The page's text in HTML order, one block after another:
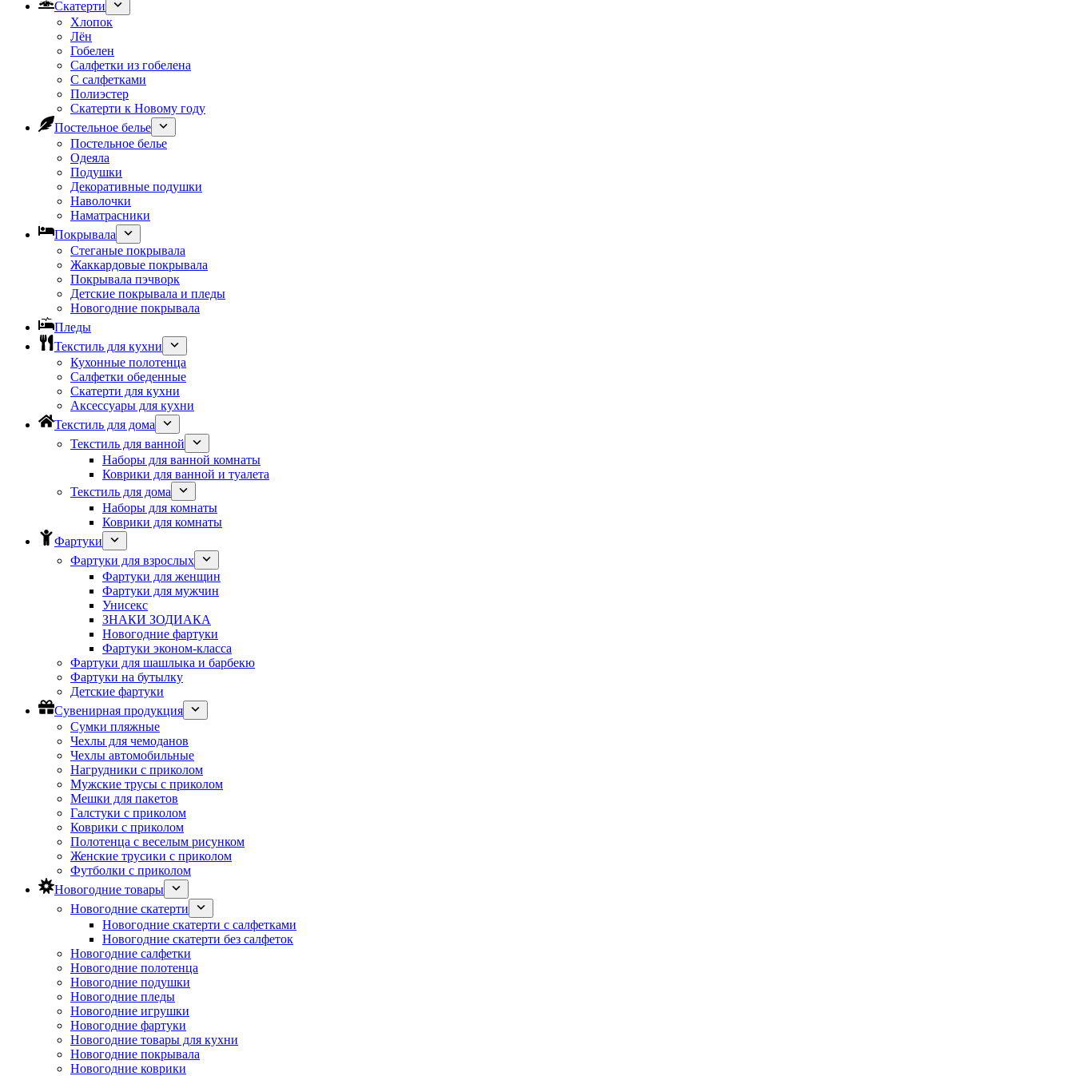
Скатерти
Хлопок
Лён
Гобелен
Салфетки из гобелена
С салфетками
Полиэстер
Скатерти к Новому году
Постельное белье
Постельное белье
Одеяла
Подушки
Декоративные подушки
Наволочки
Наматрасники
Покрывала
Стеганые покрывала
Жаккардовые покрывала
Покрывала пэчворк
Детские покрывала и пледы
Новогодние покрывала
Пледы
Текстиль для кухни
Кухонные полотенца
Салфетки обеденные
Скатерти для кухни
Аксессуары для кухни
Текстиль для дома
Текстиль для ванной
Наборы для ванной комнаты
Коврики для ванной и туалета
Текстиль для дома
Наборы для комнаты
Коврики для комнаты
Фартуки
Фартуки для взрослых
Фартуки для женщин
Фартуки для мужчин
Унисекс
ЗНАКИ ЗОДИАКА
Новогодние фартуки
Фартуки эконом-класса
Фартуки для шашлыка и барбекю
Фартуки на бутылку
Детские фартуки
Сувенирная продукция
Сумки пляжные
Чехлы для чемоданов
Чехлы автомобильные
Нагрудники с приколом
Мужские трусы с приколом
Мешки для пакетов
Галстуки с приколом
Коврики с приколом
Полотенца с веселым рисунком
Женские трусики с приколом
Футболки с приколом
Новогодние товары
Новогодние скатерти
Новогодние скатерти с салфетками
Новогодние скатерти без салфеток
Новогодние салфетки
Новогодние полотенца
Новогодние подушки
Новогодние пледы
Новогодние игрушки
Новогодние фартуки
Новогодние товары для кухни
Новогодние покрывала
Новогодние коврики